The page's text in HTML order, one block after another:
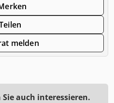
melden
auch interessieren.